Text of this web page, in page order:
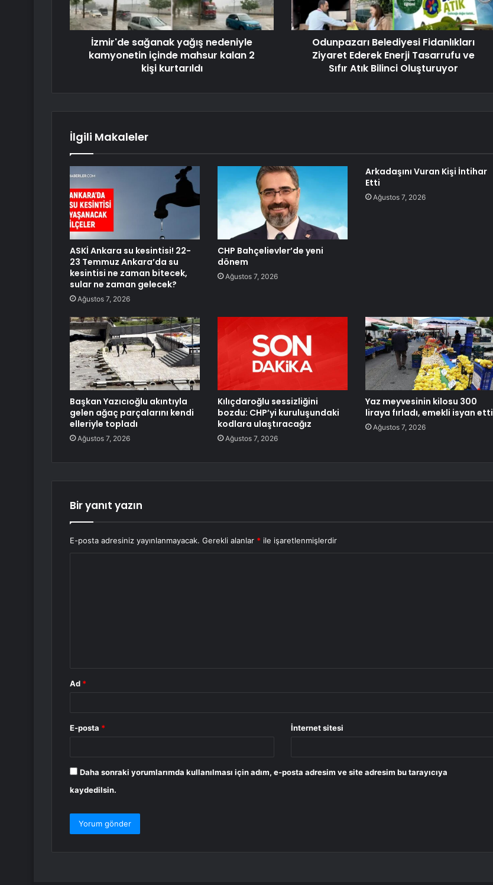
İzmir'de sağanak yağış nedeniyle
kamyonetin içinde mahsur kalan 2
kişi kurtarıldı
Odunpazarı Belediyesi Fidanlıkları
Ziyaret Ederek Enerji Tasarrufu ve
Sıfır Atık Bilinci Oluşturuyor
İlgili Makaleler
ASKİ Ankara su kesintisi! 22-
23 Temmuz Ankara’da su
kesintisi ne zaman bitecek,
sular ne zaman gelecek?
Ağustos 7, 2026
CHP Bahçelievler’de yeni
dönem
Ağustos 7, 2026
Arkadaşını Vuran Kişi İntihar
Etti
Ağustos 7, 2026
Başkan Yazıcıoğlu akıntıyla
gelen ağaç parçalarını kendi
elleriyle topladı
Ağustos 7, 2026
Kılıçdaroğlu sessizliğini
bozdu: CHP’yi kuruluşundaki
kodlara ulaştıracağız
Ağustos 7, 2026
Yaz meyvesinin kilosu 300
liraya fırladı, emekli isyan etti
Ağustos 7, 2026
Bir yanıt yazın
E-posta adresiniz yayınlanmayacak. Gerekli alanlar * ile işaretlenmişlerdir
Ad *
E-posta * İnternet sitesi
Daha sonraki yorumlarımda kullanılması için adım, e-posta adresim ve site adresim bu tarayıcıya
kaydedilsin.